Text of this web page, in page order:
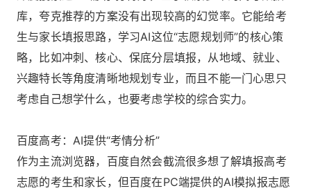
库，夸克推荐的方案没有出现较高的幻觉率。它能给考
生与家长填报思路，学习AI这位“志愿规划师”的核心策
略，比如冲刺、核心、保底分层填报，从地域、就业、
兴趣特长等角度清晰地规划专业，而且不能一门心思只
考虑自己想学什么，也要考虑学校的综合实力。
百度高考：AI提供“考情分析”
作为主流浏览器，百度自然会截流很多想了解填报高考
志愿的考生和家长，但百度在PC端提供的AI模拟报志愿